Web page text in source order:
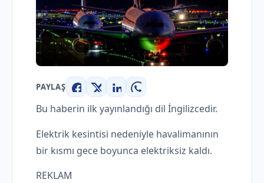
PAYLAŞ
Facebook
X LinkedInWhatsApp
Bu haberin ilk yayınlandığı dil İngilizcedir.
Elektrik kesintisi nedeniyle havalimanının
bir kısmı gece boyunca elektriksiz kaldı.
REKLAM